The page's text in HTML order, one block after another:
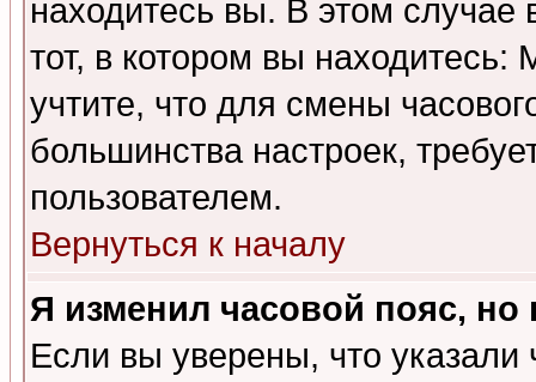
находитесь вы. В этом
тот, в котором вы
учтите, что для смены
большинства настроек,
пользователем.
Вернуться к началу
Я изменил часовой пояс,
Если вы уверены, что указали